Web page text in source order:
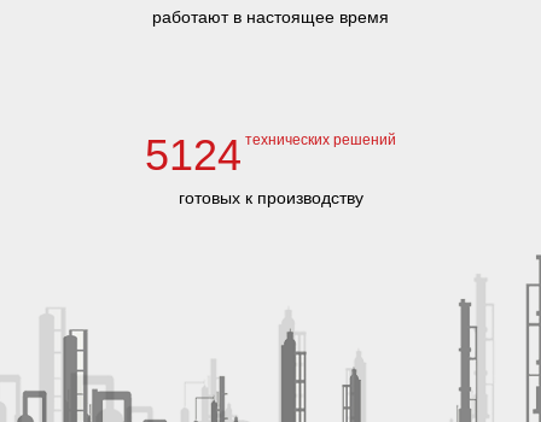
работают в настоящее время
5124 технических решений
готовых к производству